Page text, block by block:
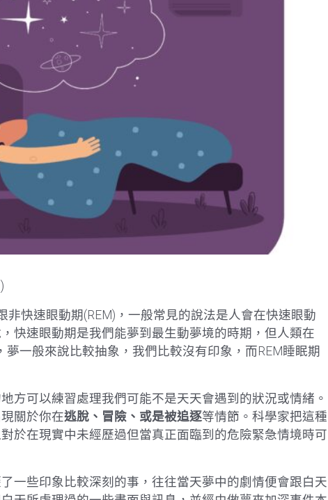
非快速眼動期(REM)，一般常見的說法是人會在快速眼動
快速眼動期是我們能夢到最生動夢境的時期，但人類在
夢一般來說比較抽象，我們比較沒有印象，而REM睡眠期
方可以練習處理我們可能不是天天會遇到的狀況或情緒。
關於你在逃脫、冒險、或是被追逐等情節。科學家把這種
於在現實中未經歷過但當真正面臨到的危險緊急情境時可
一些印象比較深刻的事，往往當天夢中的劇情便會跟白天